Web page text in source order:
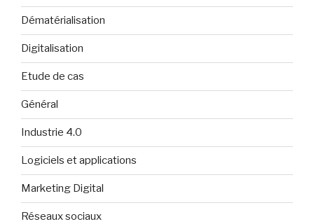
Dématérialisation
Digitalisation
Etude de cas
Général
Industrie 4.0
Logiciels et applications
Marketing Digital
Réseaux sociaux